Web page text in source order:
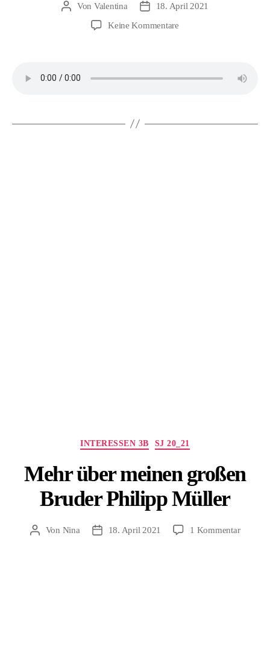
Beitragsautor
Von Valentina Beitragsdatum
18. April 2021
Keine Kommentarezu
Elefanten?
Kategorien
INTERESSEN 3B SJ 20_21
Mehr über meinen großen
Bruder Philipp Müller
Beitragsautor
Von Nina Beitragsdatum
18. April 2021 1 Kommentarzu